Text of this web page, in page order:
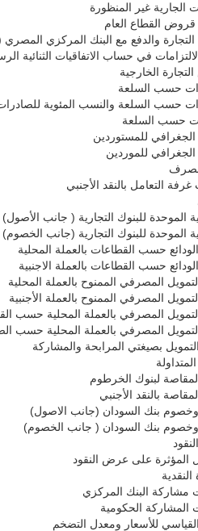
الجارية غير المنظورة
القطاع العام
التجارة والدفع مع البنك المركزي
في حساب الاتفاقيات الثنائية
الخارجية
حسب السلعة
حسب السلعة والنسب المئوية
حسب السلعة
الجغرافي للمستوردين
الجغرافي للموردين
غرفة التعامل بالنقد الأجنبي
الموحدة للبنوك التجارية ( جانب الأصول)
الموحدة للبنوك التجارية (جانب الخصوم)
حسب القطاعات بالعملة المحلية
حسب القطاعات بالعملة الاجنبية
المصرفي الممنوح بالعملة المحلية
المصرفي الممنوح بالعملة الأجنبية
المصرفي بالعملة المحلية حسب
المصرفي بالعملة المحلية حسب
بصيغتي المرابحة والمشاركة
لبنوك الخرطوم
بالنقد الأجنبي
بنك السودان (جانب الاصول)
بنك السودان ( جانب الخصوم)
المؤثرة على عرض النقود
النقدية
مشاركة البنك المركزي
المشاركة الحكومية
للأسعار ومعدل التضخم